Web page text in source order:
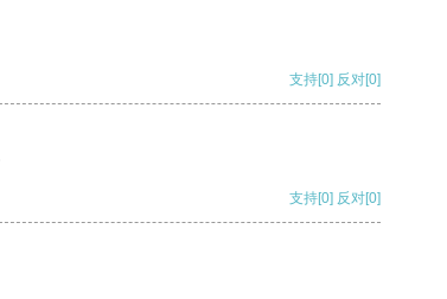
支持[0] 反对[0]
支持[0] 反对[0]